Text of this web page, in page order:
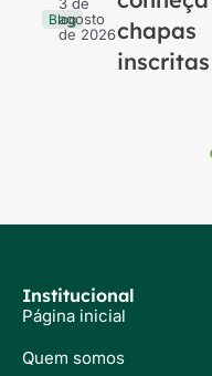
Blog
3 de
agosto
de 2026chapas
inscritas
Institucional
Página inicial
Quem somos